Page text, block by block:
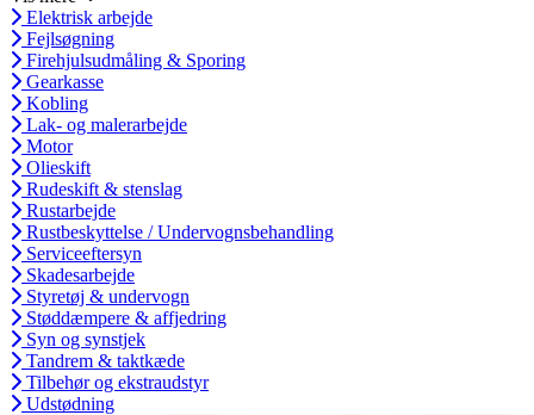
Elektrisk arbejde
Fejlsøgning
Firehjulsudmåling & Sporing
Gearkasse
Kobling
Lak- og malerarbejde
Motor
Olieskift
Rudeskift & stenslag
Rustarbejde
Rustbeskyttelse / Undervognsbehandling
Serviceeftersyn
Skadesarbejde
Styretøj & undervogn
Støddæmpere & affjedring
Syn og synstjek
Tandrem & taktkæde
Tilbehør og ekstraudstyr
Udstødning